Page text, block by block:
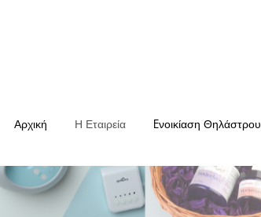
Αρχική Η Εταιρεία Eνοικίαση Θηλάστρου